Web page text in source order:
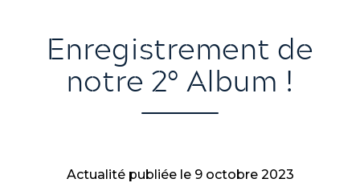
Enregistrement de
notre 2° Album !
Actualité publiée le 9 octobre 2023